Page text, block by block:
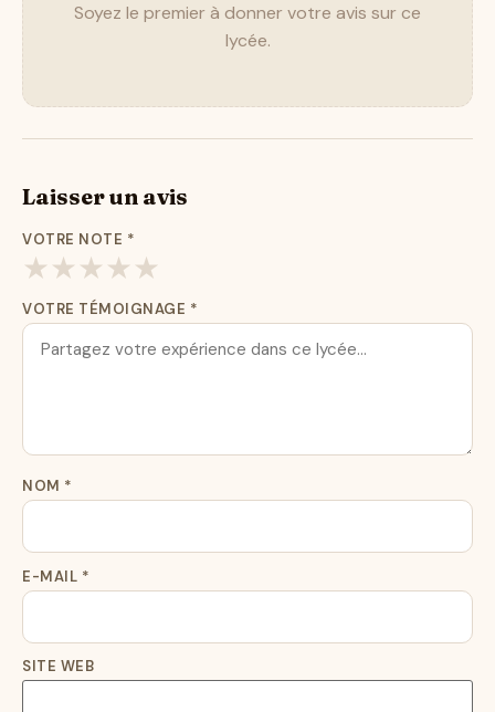
Soyez le premier à donner votre avis sur ce
lycée.
Laisser un avis
VOTRE NOTE *
★★★★★
VOTRE TÉMOIGNAGE *
NOM *
E-MAIL *
SITE WEB